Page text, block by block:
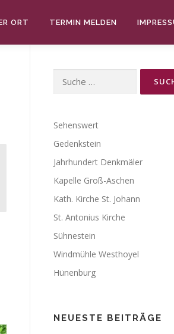
ORT TERMIN MELDEN
nach:
Sehenswert
Gedenkstein
Jahrhundert Denkmäler
Kapelle Groß-Aschen
Kath. Kirche St. Johann
St. Antonius Kirche
Sühnestein
Windmühle Westhoyel
Hünenburg
NEUESTE BEITRÄGE